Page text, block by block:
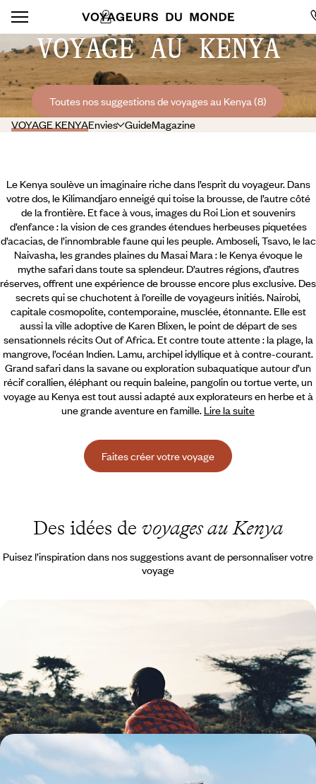
VOYAGE AU KENYA
Toutes nos suggestions de voyages au Kenya (8)
VOYAGE KENYAEnvies GuideMagazine
Le Kenya soulève un imaginaire riche dans l’esprit du voyageur. Dans
votre dos, le Kilimandjaro enneigé qui toise la brousse, de l’autre côté
de la frontière. Et face à vous, images du Roi Lion et souvenirs
d’enfance : la vision de ces grandes étendues herbeuses piquetées
d’acacias, de l’innombrable faune qui les peuple. Amboseli, Tsavo, le lac
Naivasha, les grandes plaines du Masai Mara : le Kenya évoque le
mythe safari dans toute sa splendeur. D’autres régions, d’autres
réserves, offrent une expérience de brousse encore plus exclusive. Des
secrets qui se chuchotent à l’oreille de voyageurs initiés. Nairobi,
capitale cosmopolite, contemporaine, musclée, étonnante. Elle est
aussi la ville adoptive de Karen Blixen, le point de départ de ses
sensationnels récits Out of Africa. Et contre toute attente : la plage, la
mangrove, l’océan Indien. Lamu, archipel idyllique et à contre-courant.
Grand safari dans la savane ou exploration subaquatique autour d’un
récif corallien, éléphant ou requin baleine, pangolin ou tortue verte, un
voyage au Kenya est tout aussi adapté aux explorateurs en herbe et à
une grande aventure en famille. Lire la suite
Faites créer votre voyage
Des idées de voyages au Kenya
Puisez l’inspiration dans nos suggestions avant de personnaliser votre
voyage
Au coeur du Kenya, vivre un safari ininterrompu et faire des rencontres
animales inoubliables
9 jours, de CHF 5600 à CHF 7800
Nairobi, Samburu et Masai Mara - Lodges élégants
et avions-taxis